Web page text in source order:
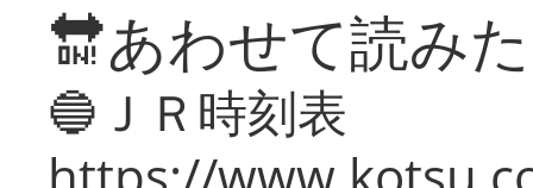
🔛あわせて読み
🔵ＪＲ時刻表